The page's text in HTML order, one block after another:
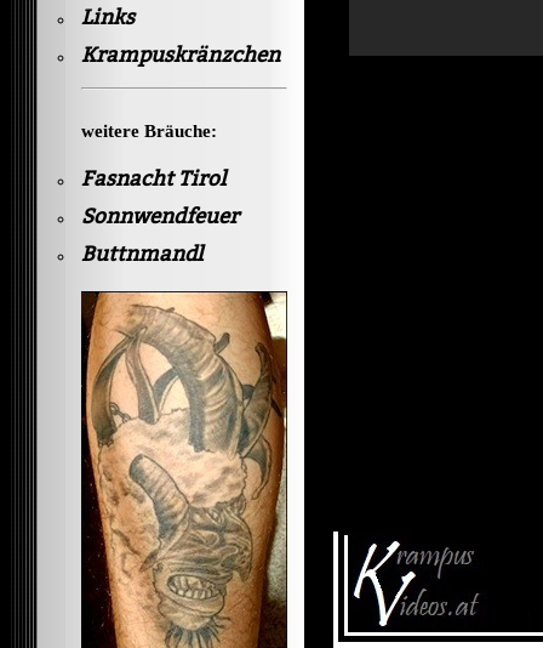
Links
Krampuskränzchen
weitere Bräuche:
Fasnacht Tirol
Sonnwendfeuer
Buttnmandl